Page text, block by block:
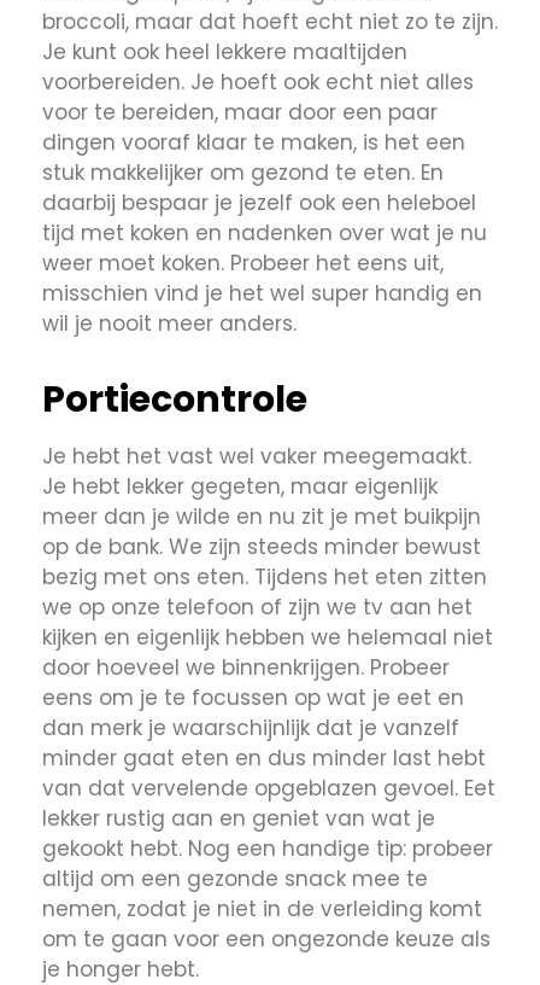
broccoli, maar dat hoeft echt niet zo te zijn.
Je kunt ook heel lekkere maaltijden
voorbereiden. Je hoeft ook echt niet alles
voor te bereiden, maar door een paar
dingen vooraf klaar te maken, is het een
stuk makkelijker om gezond te eten. En
daarbij bespaar je jezelf ook een heleboel
tijd met koken en nadenken over wat je nu
weer moet koken. Probeer het eens uit,
misschien vind je het wel super handig en
wil je nooit meer anders.
Portiecontrole
Je hebt het vast wel vaker meegemaakt.
Je hebt lekker gegeten, maar eigenlijk
meer dan je wilde en nu zit je met buikpijn
op de bank. We zijn steeds minder bewust
bezig met ons eten. Tijdens het eten zitten
we op onze telefoon of zijn we tv aan het
kijken en eigenlijk hebben we helemaal niet
door hoeveel we binnenkrijgen. Probeer
eens om je te focussen op wat je eet en
dan merk je waarschijnlijk dat je vanzelf
minder gaat eten en dus minder last hebt
van dat vervelende opgeblazen gevoel. Eet
lekker rustig aan en geniet van wat je
gekookt hebt. Nog een handige tip: probeer
altijd om een gezonde snack mee te
nemen, zodat je niet in de verleiding komt
om te gaan voor een ongezonde keuze als
je honger hebt.